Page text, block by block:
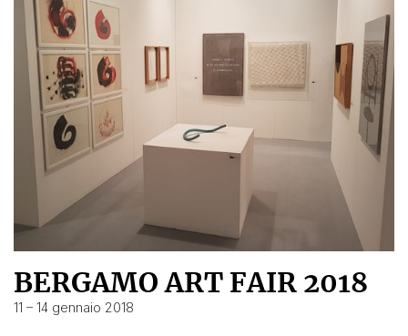
BERGAMO ART FAIR 2018
11 – 14 gennaio 2018